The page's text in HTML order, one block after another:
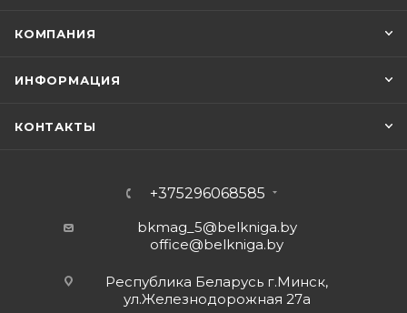
КОМПАНИЯ
ИНФОРМАЦИЯ
КОНТАКТЫ
+375296068585
bkmag_5@belkniga.by
office@belkniga.by
Республика Беларусь г.Минск,
ул.Железнодорожная 27а